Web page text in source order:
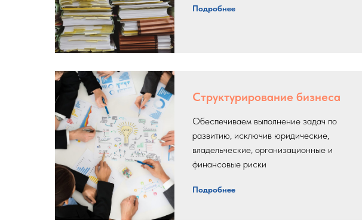
Подробнее
Структурирование бизнеса
Обеспечиваем выполнение задач по
развитию, исключив юридические,
владельческие, организационные и
финансовые риски
Подробнее